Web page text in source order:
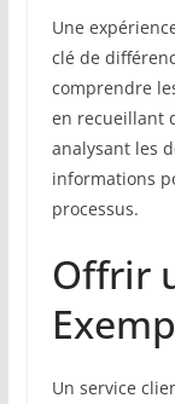
Une
clé de
comprendre
en recueillant
analysant les
informations
processus.
Offrir
Un service